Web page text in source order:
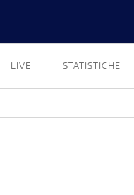
LIVE STATISTICHE